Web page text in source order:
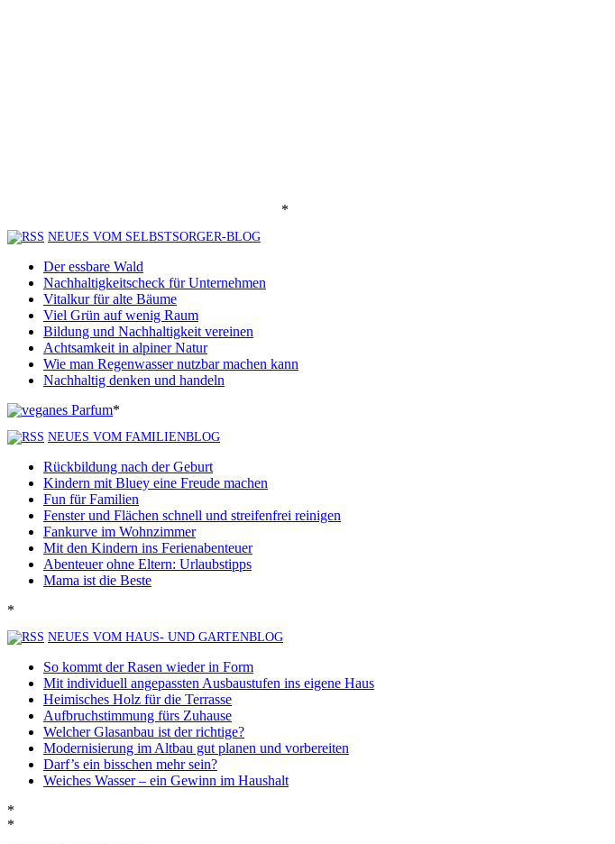
*
NEUES VOM SELBSTSORGER-BLOG
Der essbare Wald
Nachhaltigkeitscheck für Unternehmen
Vitalkur für alte Bäume
Viel Grün auf wenig Raum
Bildung und Nachhaltigkeit vereinen
Achtsamkeit in alpiner Natur
Wie man Regenwasser nutzbar machen kann
Nachhaltig denken und handeln
*
NEUES VOM FAMILIENBLOG
Rückbildung nach der Geburt
Kindern mit Bluey eine Freude machen
Fun für Familien
Fenster und Flächen schnell und streifenfrei reinigen
Fankurve im Wohnzimmer
Mit den Kindern ins Ferienabenteuer
Abenteuer ohne Eltern: Urlaubstipps
Mama ist die Beste
*
NEUES VOM HAUS- UND GARTENBLOG
So kommt der Rasen wieder in Form
Mit individuell angepassten Ausbaustufen ins eigene Haus
Heimisches Holz für die Terrasse
Aufbruchstimmung fürs Zuhause
Welcher Glasanbau ist der richtige?
Modernisierung im Altbau gut planen und vorbereiten
Darf’s ein bisschen mehr sein?
Weiches Wasser – ein Gewinn im Haushalt
*
*